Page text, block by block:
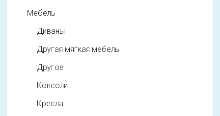
Мебель
Диваны
Другая мягкая мебель
Другое
Консоли
Кресла